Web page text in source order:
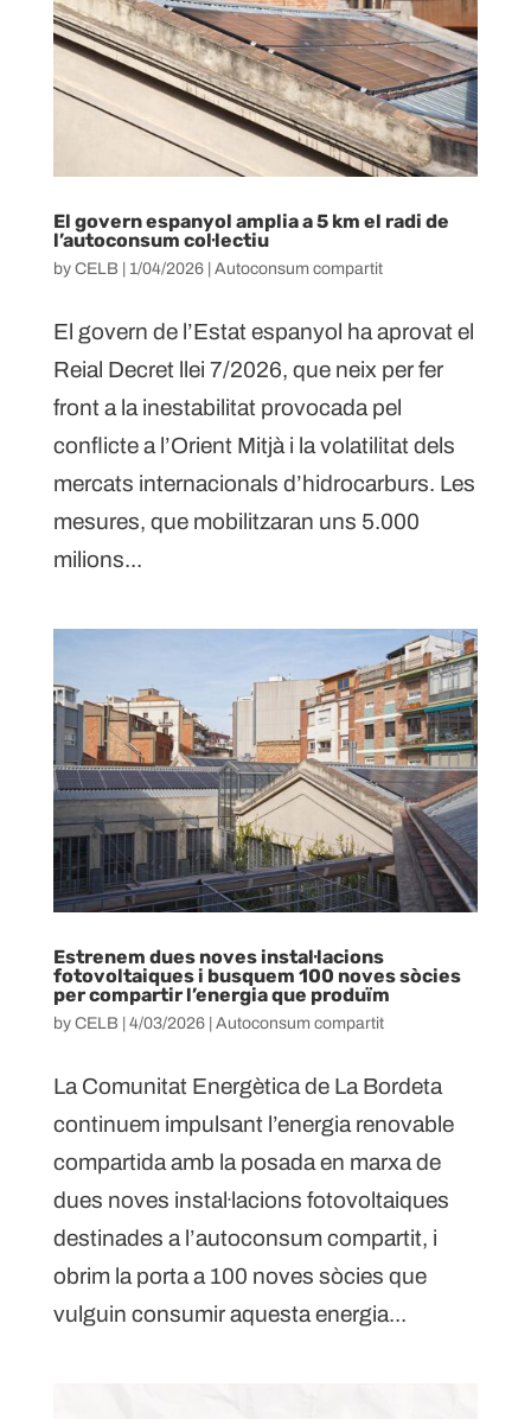
El govern espanyol amplia a 5 km el radi de
l’autoconsum col·lectiu
by CELB 1/04/2026| Autoconsum compartit
El govern de l’Estat espanyol ha aprovat el
Reial Decret llei 7/2026, que neix per fer
front a la inestabilitat provocada pel
conflicte a l’Orient Mitjà i la volatilitat dels
mercats internacionals d’hidrocarburs. Les
mesures, que mobilitzaran uns 5.000
milions...
Estrenem dues noves instal·lacions
fotovoltaiques i busquem 100 noves sòcies
per compartir l’energia que produïm
by CELB 4/03/2026| Autoconsum compartit
La Comunitat Energètica de La Bordeta
continuem impulsant l’energia renovable
compartida amb la posada en marxa de
dues noves instal·lacions fotovoltaiques
destinades a l’autoconsum compartit, i
obrim la porta a 100 noves sòcies que
vulguin consumir aquesta energia...